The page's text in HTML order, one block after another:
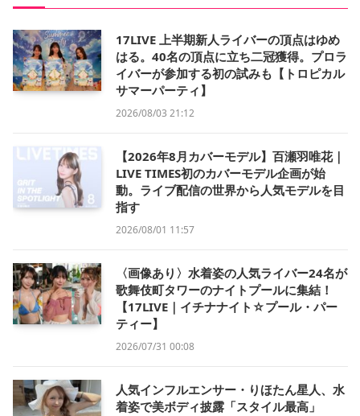
17LIVE 上半期新人ライバーの頂点はゆめ
はる。40名の頂点に立ち二冠獲得。プロラ
イバーが参加する初の試みも【トロピカル
サマーパーティ】
2026/08/03 21:12
【2026年8月カバーモデル】百瀬羽唯花｜
LIVE TIMES初のカバーモデル企画が始
動。ライブ配信の世界から人気モデルを目
指す
2026/08/01 11:57
〈画像あり〉水着姿の人気ライバー24名が
歌舞伎町タワーのナイトプールに集結！
【17LIVE｜イチナナイト☆プール・パー
ティー】
2026/07/31 00:08
人気インフルエンサー・りほたん星人、水
着姿で美ボディ披露「スタイル最高」